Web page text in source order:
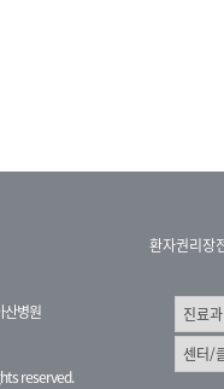
산병원
reserved.
환자권리장